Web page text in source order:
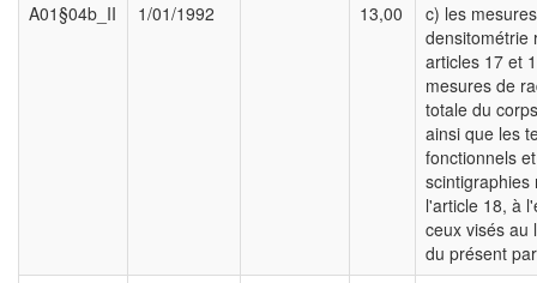
A01§04b_II
1/01/1992 13,00
c) les
densitométrie
articles 17 et
mesures de
totale du
ainsi que les
fonctionnels
scintigraphies
l'article 18, à
ceux visés au
du présent